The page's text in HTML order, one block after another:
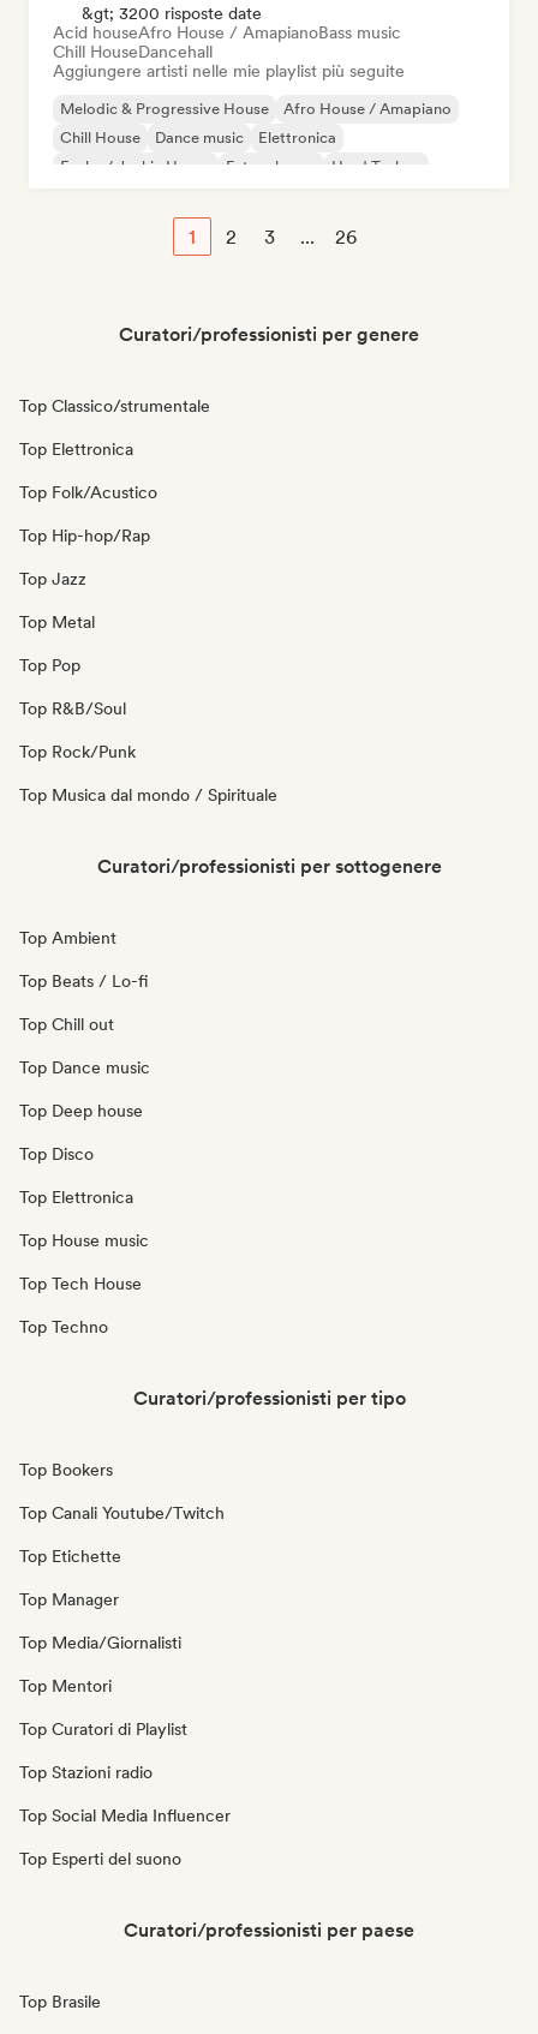
&gt; 3200 risposte date
Acid houseAfro House / AmapianoBass music
Chill HouseDancehall
Aggiungere artisti nelle mie playlist più seguite
Melodic & Progressive House
Afro House / Amapiano
Chill House
Dance music
Elettronica
Funky / Jackin House
Future house Hard Techno
1 2 3 ... 26
Curatori/professionisti per genere
Top Classico/strumentale
Top Elettronica
Top Folk/Acustico
Top Hip-hop/Rap
Top Jazz
Top Metal
Top Pop
Top R&B/Soul
Top Rock/Punk
Top Musica dal mondo / Spirituale
Curatori/professionisti per sottogenere
Top Ambient
Top Beats / Lo-fi
Top Chill out
Top Dance music
Top Deep house
Top Disco
Top Elettronica
Top House music
Top Tech House
Top Techno
Curatori/professionisti per tipo
Top Bookers
Top Canali Youtube/Twitch
Top Etichette
Top Manager
Top Media/Giornalisti
Top Mentori
Top Curatori di Playlist
Top Stazioni radio
Top Social Media Influencer
Top Esperti del suono
Curatori/professionisti per paese
Top Brasile